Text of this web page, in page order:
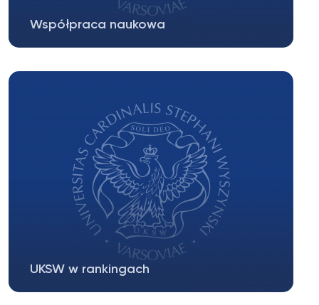
Współpraca naukowa
wymiany międzynarodowej uczonych i
UKSW w rankingach